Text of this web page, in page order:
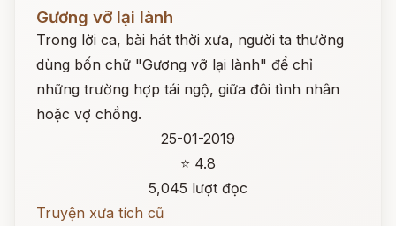
Gương vỡ lại lành
Trong lời ca, bài hát thời xưa, người ta thường
dùng bốn chữ "Gương vỡ lại lành" để chỉ
những trường hợp tái ngộ, giữa đôi tình nhân
hoặc vợ chồng.
25-01-2019
⭐ 4.8
5,045 lượt đọc
Truyện xưa tích cũ